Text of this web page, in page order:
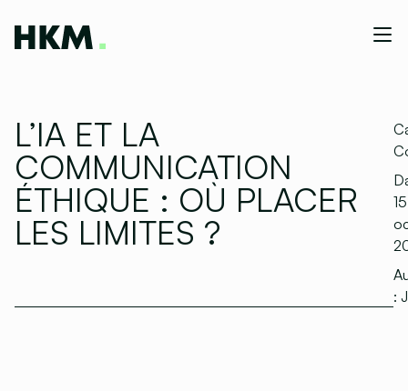
L’IA ET LA
COMMUNICATION
ÉTHIQUE : OÙ PLACER
LES LIMITES ?
15
: